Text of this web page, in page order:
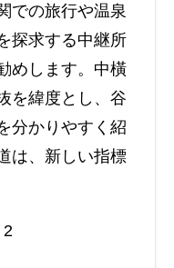
での旅行や温泉
探求する中継所
めします。中橫
を緯度とし、谷
分かりやすく紹
は、新しい指標